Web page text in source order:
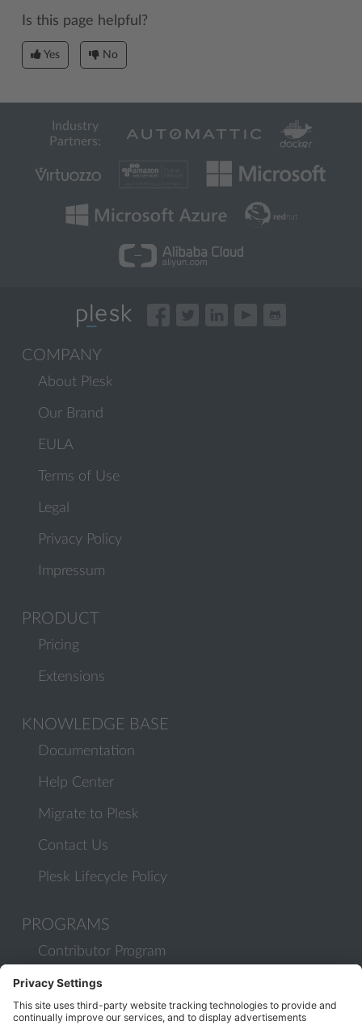
Is this page helpful?
Yes No
Industry
Partners:
COMPANY
About Plesk
Our Brand
EULA
Terms of Use
Legal
Privacy Policy
Impressum
PRODUCT
Pricing
Extensions
KNOWLEDGE BASE
Documentation
Help Center
Migrate to Plesk
Contact Us
Plesk Lifecycle Policy
PROGRAMS
Contributor Program
Partner Program